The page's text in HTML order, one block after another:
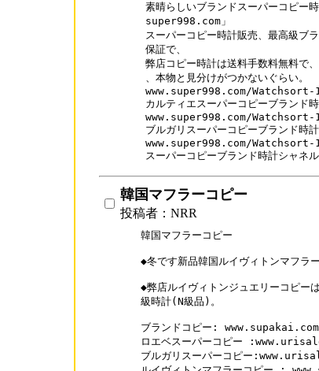
素晴らしいブランドスーパーコピー
super998.com」
スーパーコピー時計販売、最高級ブ
保証で、
弊店コピー時計は送料手数料無料で
、本物と見分けがつかないぐらい。
www.super998.com/
カルティエスーパーコピーブランド
www.super998.com/
ブルガリスーパーコピーブランド時計
www.super998.com/
スーパーコピーブランド時計シャネル
韓国マフラーコピー
投稿者：NRR
韓国マフラーコピー
◆冬です新品韓国ルイヴィトンマフラ
◆弊店ルイヴィトンジュエリーコピー
級時計(N級品)。
ブランドコピー:
ロエベスーパーコピー
ブルガリスーパーコピー